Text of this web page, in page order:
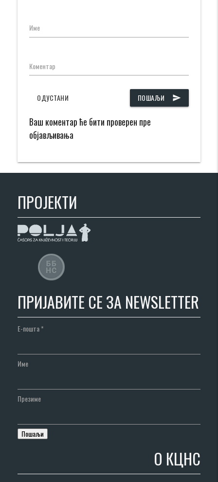
Име
Коментар
ПОШАЉИ send
ОДУСТАНИ
Ваш коментар ће бити проверен пре
објављивања
ПРОЈЕКТИ
ПРИЈАВИТЕ СЕ ЗА NEWSLETTER
Е-пошта*
Име
Презиме
О КЦНС